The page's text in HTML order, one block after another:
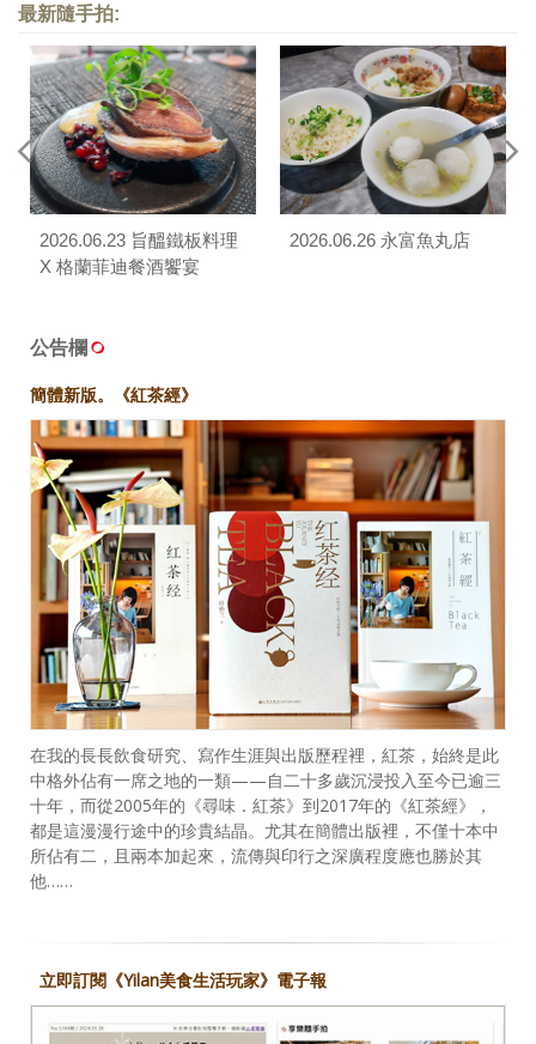
最新隨手拍:
2026.06.23 旨醞鐵板料理
X 格蘭菲迪餐酒饗宴
2026.06.26 永富魚丸店
公告欄
簡體新版。《紅茶經》
在我的長長飲食研究、寫作生涯與出版歷程裡，紅茶，始終是此
中格外佔有一席之地的一類——自二十多歲沉浸投入至今已逾三
十年，而從2005年的《尋味．紅茶》到2017年的《紅茶經》，
都是這漫漫行途中的珍貴結晶。尤其在簡體出版裡，不僅十本中
所佔有二，且兩本加起來，流傳與印行之深廣程度應也勝於其
他……
立即訂閱《Yilan美食生活玩家》電子報